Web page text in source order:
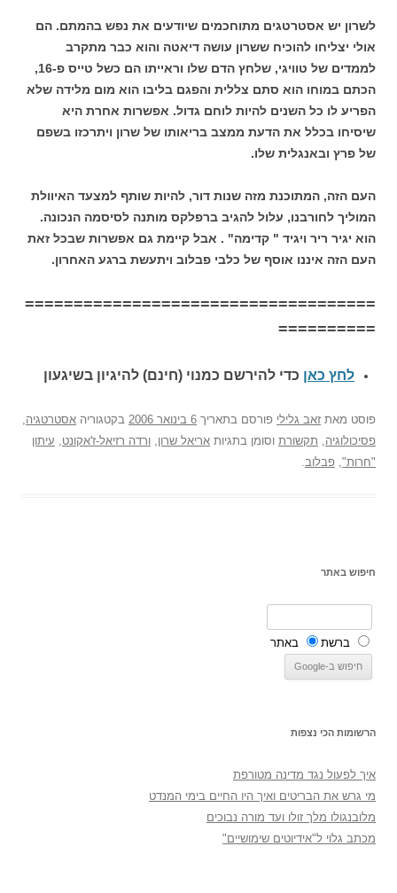
לשרון יש אסטרטגים מתוחכמים שיודעים את נפש בהמתם. הם
אולי יצליחו להוכיח ששרון עושה דיאטה והוא כבר מתקרב
לממדים של טוויגי, שלחץ הדם שלו וראייתו הם כשל טייס פ-16,
הכתם במוחו הוא סתם צללית והפגם בליבו הוא מום מלידה שלא
הפריע לו כל השנים להיות לוחם גדול. אפשרות אחרת היא
שיסיחו בכלל את הדעת ממצב בריאותו של שרון ויתרכזו בשפם
של פרץ ובאנגלית שלו.
העם הזה, המתוכנת מזה שנות דור, להיות שותף למצעד האיוולת
המוליך לחורבנו, עלול להגיב ברפלקס מותנה לסיסמה הנכונה.
הוא יגיר ריר ויגיד " קדימה" . אבל קיימת גם אפשרות שבכל זאת
העם הזה איננו אוסף של כלבי פבלוב ויתעשת ברגע האחרון.
====================================
==========
לחץ כאן כדי להירשם כמנוי (חינם) להיגיון בשיגעון
פוסט מאת זאב גלילי פורסם בתאריך 6 בינואר 2006 בקטגוריה אסטרטגיה
פסיכולוגיה
תקשורת וסומן בתגיות אריאל שרון ורדה רזיאל-ז'אקונט
עיתון
"חרות" פבלוב
חיפוש באתר
ברשת באתר
הרשומות הכי נצפות
איך לפעול נגד מדינה מטורפת
מי גרש את הבריטים ואיך היו החיים בימי המנדט
מלובנגולו מלך זולו ועד מורה נבוכים
מכתב גלוי ל"אידיוטים שימושיים"